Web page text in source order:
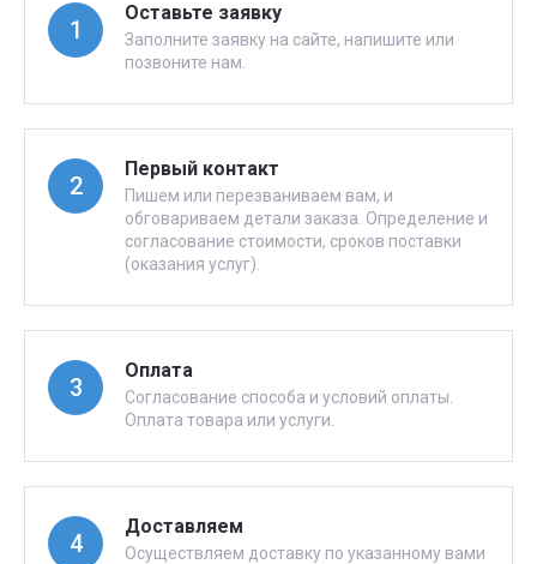
1
Оставьте заявку
Заполните заявку на сайте, напишите или
позвоните нам.
2
Первый контакт
Пишем или перезваниваем вам, и
обговариваем детали заказа. Определение и
согласование стоимости, сроков поставки
(оказания услуг).
3
Оплата
Согласование способа и условий оплаты.
Оплата товара или услуги.
4
Доставляем
Осуществляем доставку по указанному вами